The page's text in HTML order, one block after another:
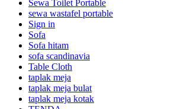
Sewa Toilet Portable
sewa wastafel portable
Sign in
Sofa
Sofa hitam
sofa scandinavia
Table Cloth
taplak meja
taplak meja bulat
taplak meja kotak